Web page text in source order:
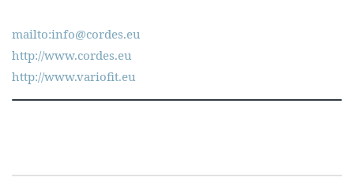
mailto:info@cordes.eu
http://www.cordes.eu
http://www.variofit.eu